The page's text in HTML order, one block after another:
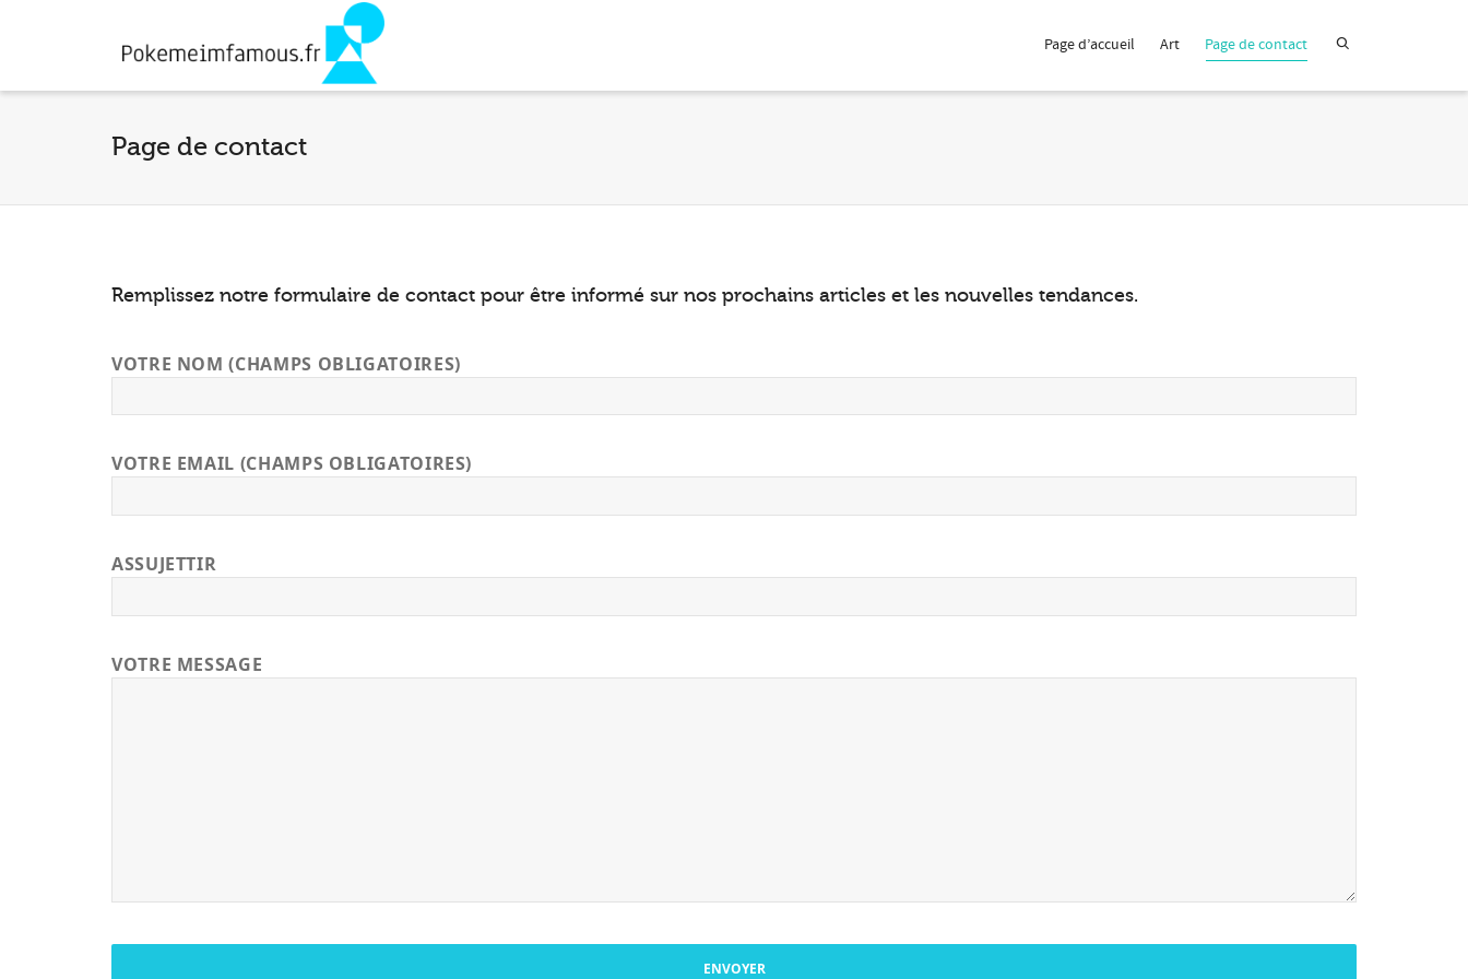
Page d’accueil Art Page de contact
Page de contact
Remplissez notre formulaire de contact pour être informé sur nos prochains articles et les nouvelles tendances.
VOTRE NOM (CHAMPS OBLIGATOIRES)
VOTRE EMAIL (CHAMPS OBLIGATOIRES)
ASSUJETTIR
VOTRE MESSAGE